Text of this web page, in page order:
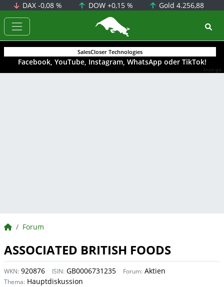
DAX-0,08 % DOW +0,15 % Gold4.256,88
BörsenNEWS.de
SalesCloser Technologies
Facebook, YouTube, Instagram, WhatsApp oder TikTok!
Anzeige
BörsenNEWS.de
Forum
ASSOCIATED BRITISH FOODS
WKN: 920876 ISIN: GB0006731235 Forum: Aktien
Thema: Hauptdiskussion